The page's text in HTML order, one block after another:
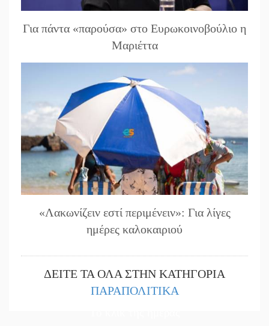
Για πάντα «παρούσα» στο Ευρωκοινοβούλιο η
Μαριέττα
«Λακωνίζειν εστί περιμένειν»: Για λίγες
ημέρες καλοκαιριού
ΔΕΙΤΕ ΤΑ ΟΛΑ ΣΤΗΝ ΚΑΤΗΓΟΡΙΑ
ΠΑΡΑΠΟΛΙΤΙΚΑ